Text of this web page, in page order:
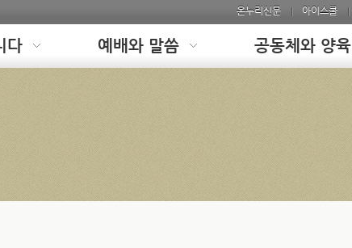
온누리신문 아이스쿨
다 예배와 말씀 공동체와 양육